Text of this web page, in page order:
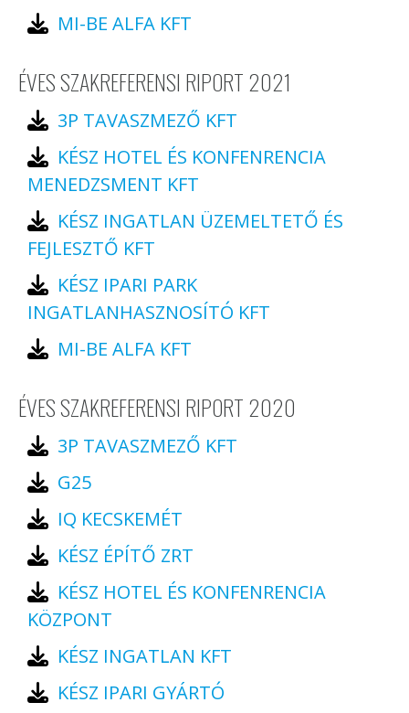
MI-BE ALFA KFT
ÉVES SZAKREFERENSI RIPORT 2021
3P TAVASZMEZŐ KFT
KÉSZ HOTEL ÉS KONFENRENCIA
MENEDZSMENT KFT
KÉSZ INGATLAN ÜZEMELTETŐ ÉS
FEJLESZTŐ KFT
KÉSZ IPARI PARK
INGATLANHASZNOSÍTÓ KFT
MI-BE ALFA KFT
ÉVES SZAKREFERENSI RIPORT 2020
3P TAVASZMEZŐ KFT
G25
IQ KECSKEMÉT
KÉSZ ÉPÍTŐ ZRT
KÉSZ HOTEL ÉS KONFENRENCIA
KÖZPONT
KÉSZ INGATLAN KFT
KÉSZ IPARI GYÁRTÓ